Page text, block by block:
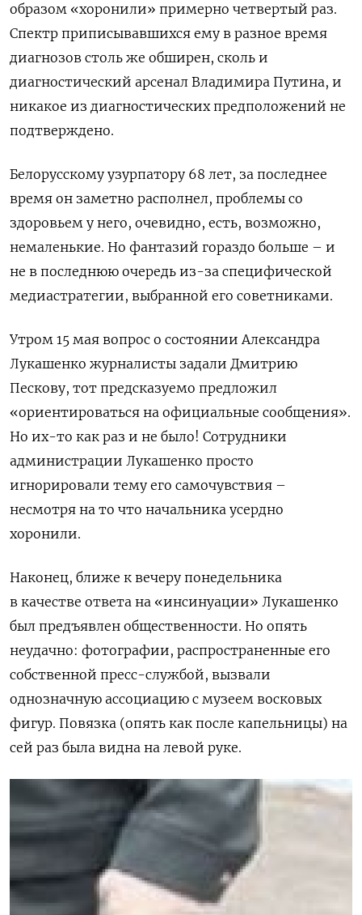
образом «хоронили» примерно четвертый раз.
Спектр приписывавшихся ему в разное время
диагнозов столь же обширен, сколь и
диагностический арсенал Владимира Путина, и
никакое из диагностических предположений не
подтверждено.
Белорусскому узурпатору 68 лет, за последнее
время он заметно располнел, проблемы со
здоровьем у него, очевидно, есть, возможно,
немаленькие. Но фантазий гораздо больше – и
не в последнюю очередь из-за специфической
медиастратегии, выбранной его советниками.
Утром 15 мая вопрос о состоянии Александра
Лукашенко журналисты задали Дмитрию
Пескову, тот предсказуемо предложил
«ориентироваться на официальные сообщения».
Но их-то как раз и не было! Сотрудники
администрации Лукашенко просто
игнорировали тему его самочувствия –
несмотря на то что начальника усердно
хоронили.
Наконец, ближе к вечеру понедельника
в качестве ответа на «инсинуации» Лукашенко
был предъявлен общественности. Но опять
неудачно: фотографии, распространенные его
собственной пресс-службой, вызвали
однозначную ассоциацию с музеем восковых
фигур. Повязка (опять как после капельницы) на
сей раз была видна на левой руке.